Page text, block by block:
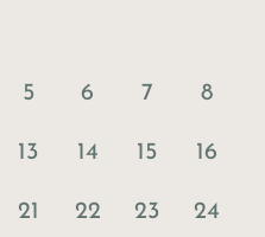
5 6 7 8
13 14 15 16
21 22 23 24